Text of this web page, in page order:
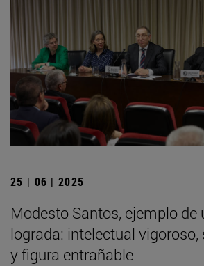
25 | 06 | 2025
Modesto Santos, ejemplo de
lograda: intelectual vigoroso,
y figura entrañable